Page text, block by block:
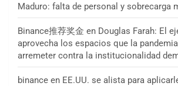
Maduro: falta de personal y sobrecarga
Binance推荐奖金 en Douglas Farah: El
aprovecha los espacios que la
arremeter contra la institucionalidad
binance en EE.UU. se alista para